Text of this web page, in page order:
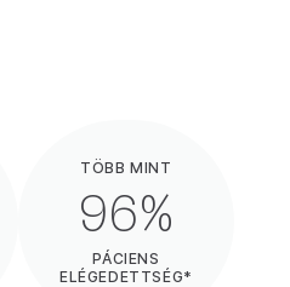
TÖBB MINT
96%
PÁCIENS
ELÉGEDETTSÉG*